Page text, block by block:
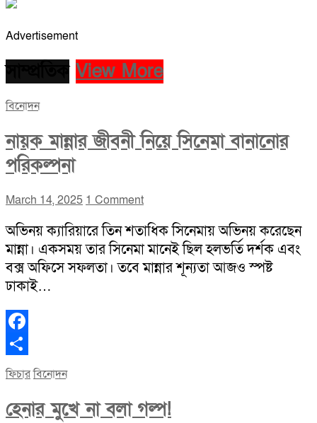
Advertisement
View More
বিনোদন
নায়ক মান্নার জীবনী নিয়ে সিনেমা বানানোর
পরিকল্পনা
March 14, 2025 1 Comment
অভিনয় ক্যারিয়ারে তিন শতাধিক সিনেমায় অভিনয় করেছেন
মান্না। একসময় তার সিনেমা মানেই ছিল হলভর্তি দর্শক এবং
বক্স অফিসে সফলতা। তবে মান্নার শূন্যতা আজও স্পষ্ট
ঢাকাই…
Facebook
Share
ফিচারবিনোদন
হেনার মুখে না বলা গল্প!